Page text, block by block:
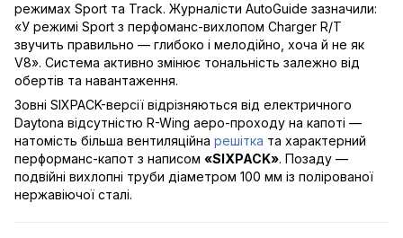
режимах Sport та Track. Журналісти AutoGuide зазначили:
«У режимі Sport з перфоманс-вихлопом Charger R/T
звучить правильно — глибоко і мелодійно, хоча й не як
V8». Система активно змінює тональність залежно від
обертів та навантаження.
Зовні SIXPACK-версії відрізняються від електричного
Daytona відсутністю R-Wing аеро-проходу на капоті —
натомість більша вентиляційна решітка та характерний
перформанс-капот з написом «SIXPACK». Позаду —
подвійні вихлопні труби діаметром 100 мм із полірованої
нержавіючої сталі.